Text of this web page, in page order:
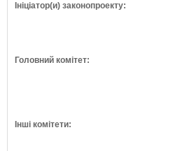
Ініціатор(и) законопроекту:
Головний комітет:
Інші комітети: